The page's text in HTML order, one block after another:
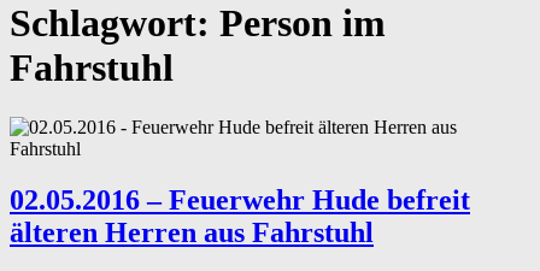
Schlagwort: Person im
Fahrstuhl
02.05.2016 – Feuerwehr Hude befreit
älteren Herren aus Fahrstuhl